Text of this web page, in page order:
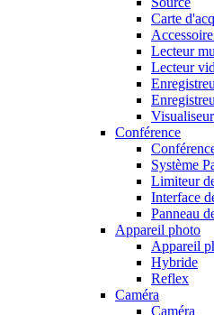
Carte
Lecteur
Lecteur
Visualiseur
Conférence
Système
Limiteur
Interface
Panneau
Appareil photo
Appareil
Hybride
Reflex
Caméra
Caméra